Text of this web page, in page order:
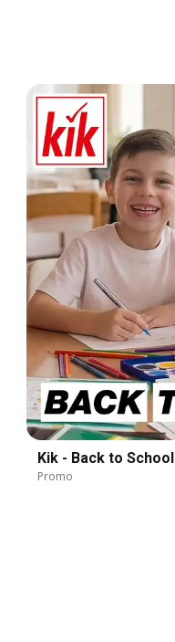
Kik - Back to School
Promo